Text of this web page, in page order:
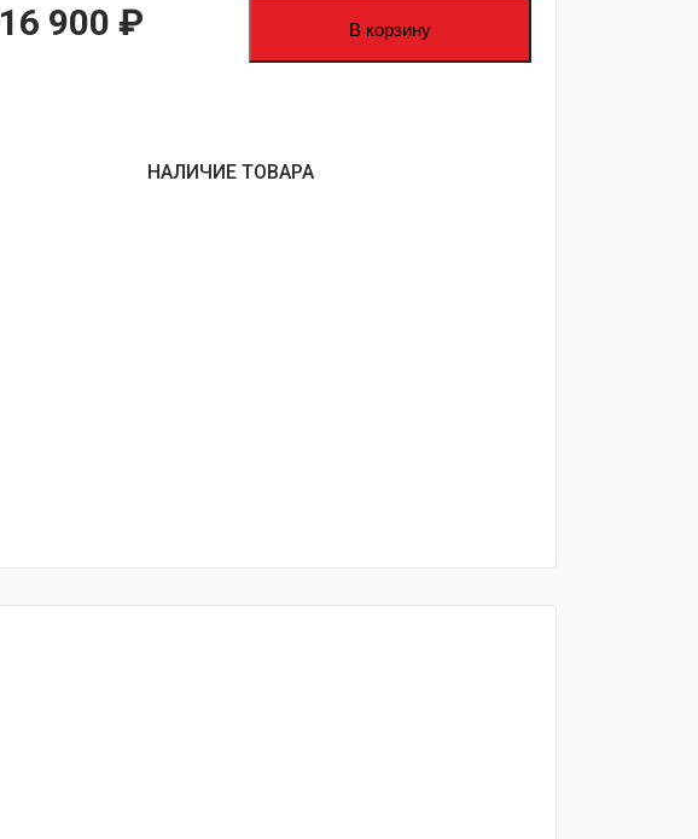
16 900 ₽ В корзину
НАЛИЧИЕ ТОВАРА